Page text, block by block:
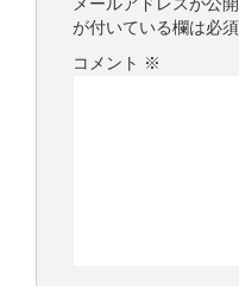
が付いている欄は必
コメント ※